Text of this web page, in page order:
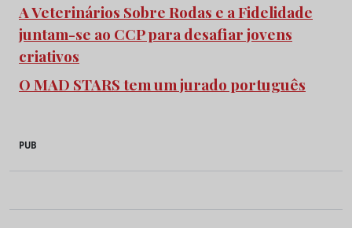
A Veterinários Sobre Rodas e a Fidelidade
juntam-se ao CCP para desafiar jovens
criativos
O MAD STARS tem um jurado português
PUB